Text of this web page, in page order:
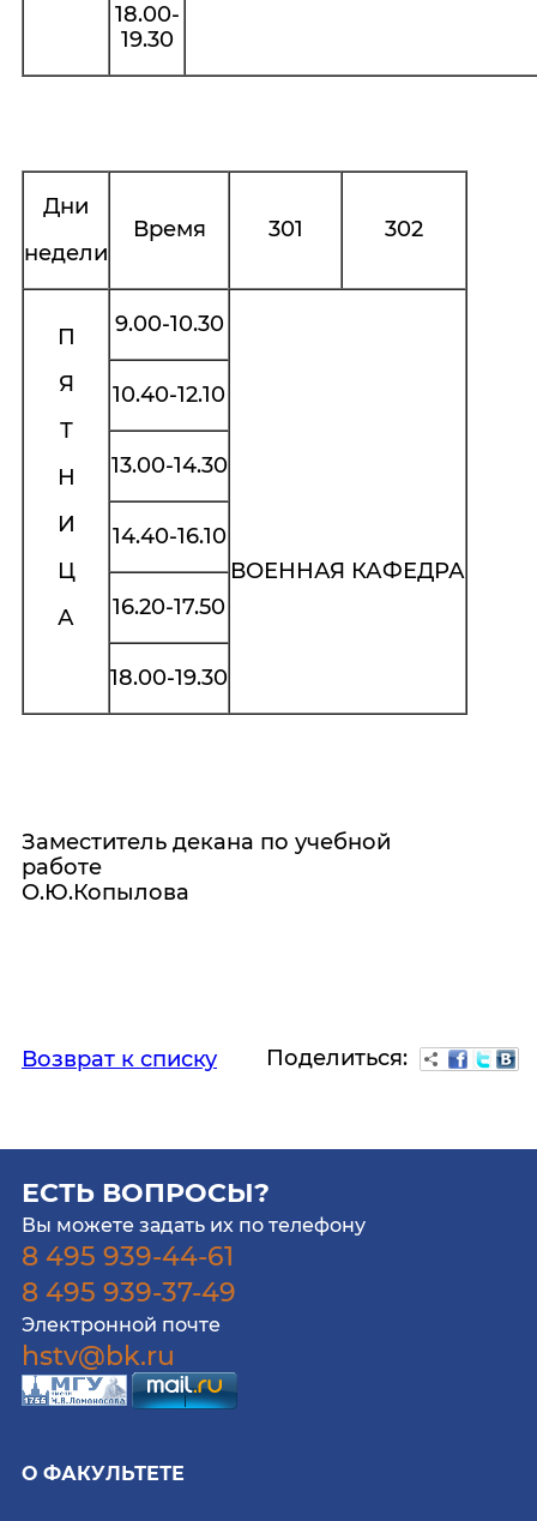
18.00-
19.30
Дни
недели
Время 301 302
П
Я
Т
Н
И
Ц
А
9.00-10.30
ВОЕННАЯ КАФЕДРА
10.40-12.10
13.00-14.30
14.40-16.10
16.20-17.50
18.00-19.30
Заместитель декана по учебной
работе
Возврат к списку Поделиться:
ЕСТЬ ВОПРОСЫ?
Вы можете задать их по телефону
8 495 939-44-61
8 495 939-37-49
Электронной почте
hstv@bk.ru
О ФАКУЛЬТЕТЕ